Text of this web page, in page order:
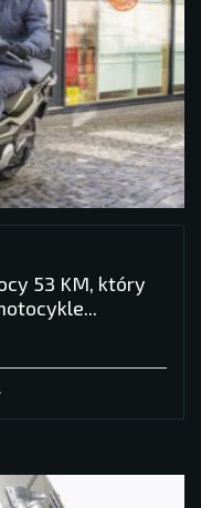
53 KM, który